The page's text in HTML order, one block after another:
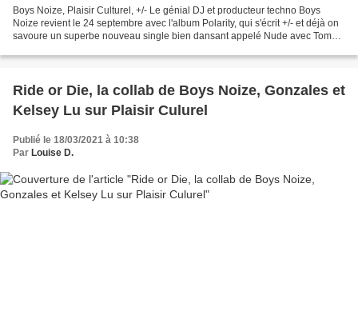
Boys Noize, Plaisir Culturel, +/- Le génial DJ et producteur techno Boys
Noize revient le 24 septembre avec l'album Polarity, qui s'écrit +/- et déjà on
savoure un superbe nouveau single bien dansant appelé Nude avec Tommy
Ride or Die, la collab de Boys Noize, Gonzales et
Kelsey Lu sur Plaisir Culurel
Publié le 18/03/2021 à 10:38
Par Louise D.